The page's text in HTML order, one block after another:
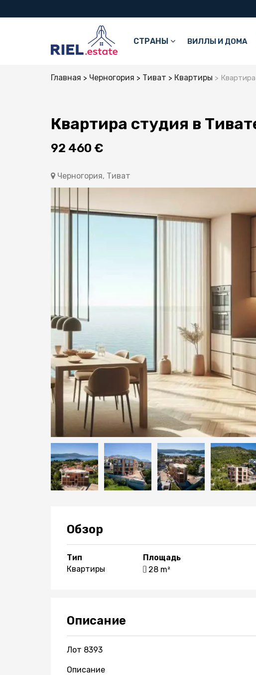
СТРАНЫ ВИЛЛЫ И ДОМА
Главная Черногория Тиват Квартиры
Квартира студия в
92 460 €
Черногория, Тиват
Обзор
Тип
Квартиры
Площадь
28 m²
Описание
Лот 8393
Описание